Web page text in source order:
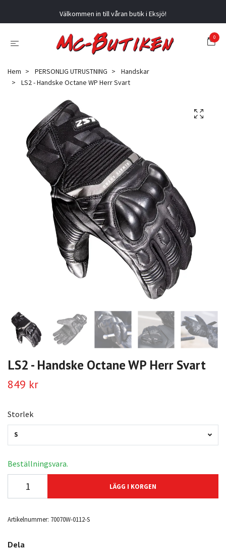
Välkommen in till våran butik i Eksjö!
0
Hem PERSONLIG UTRUSTNING
Handskar
LS2 - Handske Octane WP Herr Svart
LS2 - Handske Octane WP Herr Svart
849 kr
Storlek
S
Beställningsvara.
LÄGG I KORGEN
Artikelnummer: 70070W-0112-S
Dela